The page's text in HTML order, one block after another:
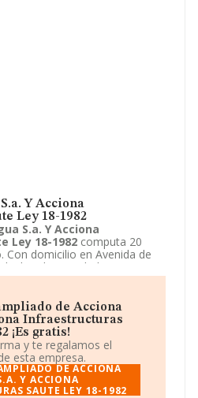
Y Acciona
Ley 18-1982
S.a. Y Acciona
Ley 18-1982 computa 20
Con domicilio en Avenida de
Madrid se
Agua S.a. Y Acciona
actividades asociativas
Y Acciona
Ley 18-1982
empresas.
de Acciona
Infraestructuras
¡Es gratis!
y te regalamos el
esta empresa.
DE ACCIONA
Y ACCIONA
SAUTE LEY 18-1982